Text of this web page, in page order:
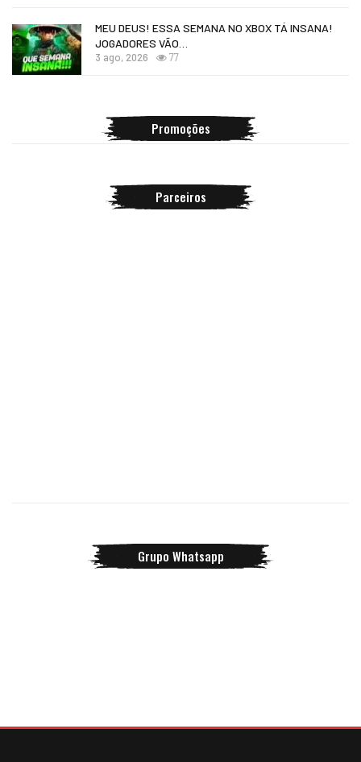
MEU DEUS! ESSA SEMANA NO XBOX TÁ INSANA!
JOGADORES VÃO…
3 ago, 2026 77
Promoções
Parceiros
Grupo Whatsapp